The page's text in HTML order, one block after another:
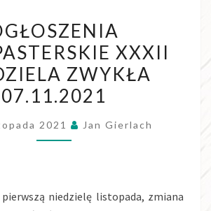
DUSZPASTERSKIE
XXXII
NIEDZIELA
ZWYKŁA
XXXII
ZWYKŁA
07.11.2021
2021 Jan Gierlach
niedzielę listopada, zmiana